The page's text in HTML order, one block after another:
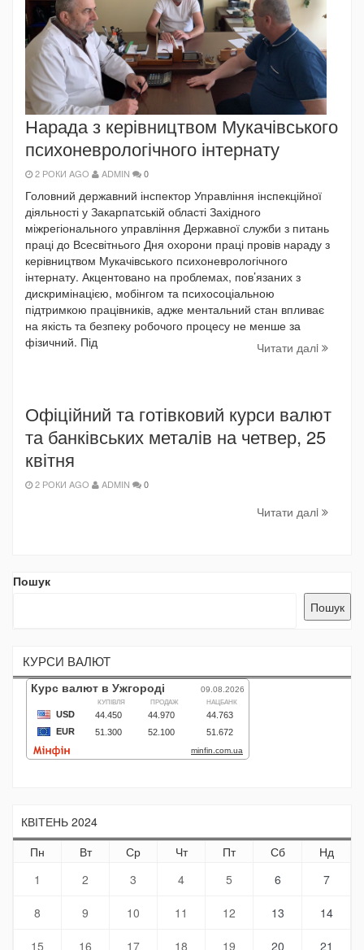
Нарада з керівництвом Мукачівського
психоневрологічного інтернату
2 РОКИ AGO ADMIN 0
Головний державний інспектор Управління інспекційної
діяльності у Закарпатській області Західного
міжрегіонального управління Державної служби з питань
праці до Всесвітнього Дня охорони праці провів нараду з
керівництвом Мукачівського психоневрологічного
інтернату. Акцентовано на проблемах, пов’язаних з
дискримінацією, мобінгом та психосоціальною
підтримкою працівників, адже ментальний стан впливає
на якість та безпеку робочого процесу не менше за
фізичний. Під
Читати далi
Офіційний та готівковий курси валют
та банківських металів на четвер, 25
квітня
2 РОКИ AGO ADMIN 0
Читати далi
Пошук
Пошук
КУРСИ ВАЛЮТ
КВІТЕНЬ 2024
Пн
Вт Ср Чт Пт Сб
Нд
1
2 3 4 5 6 7
8 9 10 11 12 13 14
15 16 17 18 19 20 21